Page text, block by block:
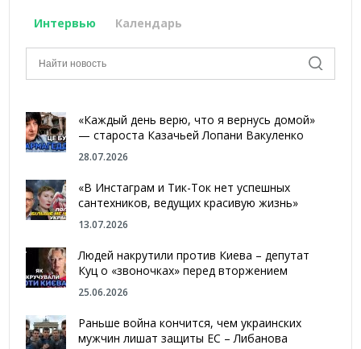
Интервью Календарь
«Каждый день верю, что я вернусь домой»
— староста Казачьей Лопани Вакуленко
28.07.2026
«В Инстаграм и Тик-Ток нет успешных
сантехников, ведущих красивую жизнь»
13.07.2026
Людей накрутили против Киева – депутат
Куц о «звоночках» перед вторжением
25.06.2026
Раньше война кончится, чем украинских
мужчин лишат защиты ЕС – Либанова